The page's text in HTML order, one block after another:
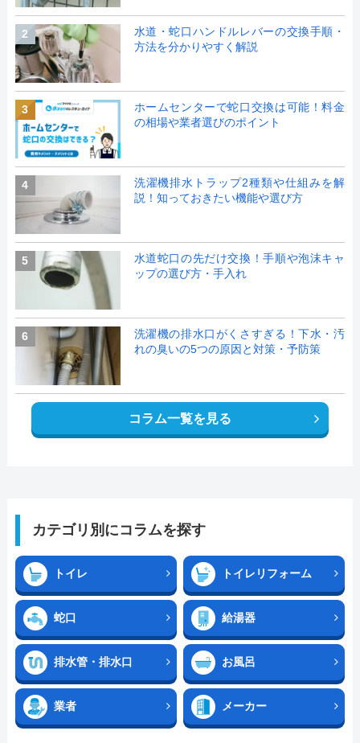
2
水道・蛇口ハンドルレバーの交換手順・
方法を分かりやすく解説
3
ホームセンターで蛇口交換は可能！料金
の相場や業者選びのポイント
4
洗濯機排水トラップ2種類や仕組みを解
説！知っておきたい機能や選び方
5
水道蛇口の先だけ交換！手順や泡沫キャ
ップの選び方・手入れ
6
洗濯機の排水口がくさすぎる！下水・汚
れの臭いの5つの原因と対策・予防策
コラム一覧を見る
カテゴリ別にコラムを探す
トイレ トイレリフォーム
蛇口 給湯器
排水管・排水口 お風呂
業者 メーカー